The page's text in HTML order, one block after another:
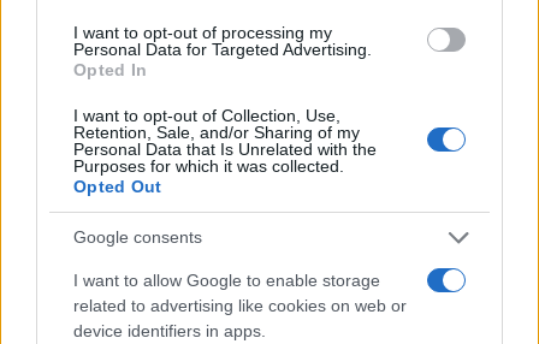
I want to opt-out of processing my
Personal Data for Targeted Advertising.
Opted In
I want to opt-out of Collection, Use,
Retention, Sale, and/or Sharing of my
Personal Data that Is Unrelated with the
Purposes for which it was collected.
Opted Out
Google consents
I want to allow Google to enable storage
related to advertising like cookies on web or
device identifiers in apps.
BlinkFestivalen 2026: i campioni dello sci di fondo e
biathlon in gara dal 5 al 8 agosto
Marco Tessari · 4 Ago 2026